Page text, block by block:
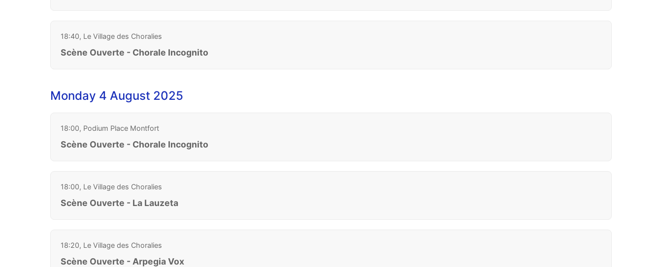
18:40, Le Village des Choralies
Scène Ouverte - Chorale Incognito
Monday 4 August 2025
18:00, Podium Place Montfort
Scène Ouverte - Chorale Incognito
18:00, Le Village des Choralies
Scène Ouverte - La Lauzeta
18:20, Le Village des Choralies
Scène Ouverte - Arpegia Vox